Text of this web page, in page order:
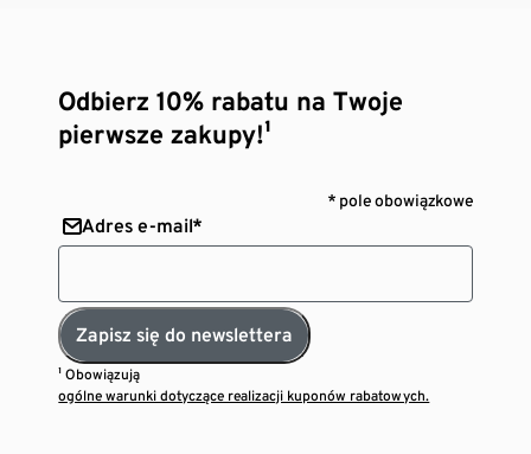
Odbierz 10% rabatu na Twoje
pierwsze zakupy!¹
* pole obowiązkowe
Adres e-mail*
Zapisz się do newslettera
¹ Obowiązują
ogólne warunki dotyczące realizacji kuponów rabatowych.